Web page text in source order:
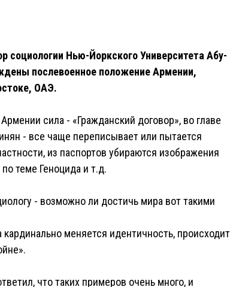
Нью-Йоркского Университета Абу-
послевоенное положение Армении,
ОАЭ.
сила - «Гражданский договор», во главе
- все чаще переписывает или пытается
из паспортов убираются изображения
теме Геноцида и т.д.
- возможно ли достичь мира вот такими
меняется идентичность, происходит
что таких примеров очень много, и